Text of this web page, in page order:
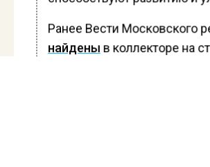
Ранее Вести Московского
найденыв коллекторе на